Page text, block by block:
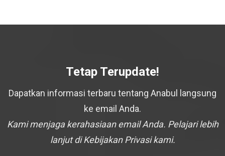
Tetap Terupdate!
Dapatkan informasi terbaru tentang Anabul langsung
ke email Anda.
Kami menjaga kerahasiaan email Anda. Pelajari lebih
lanjut di Kebijakan Privasi kami.